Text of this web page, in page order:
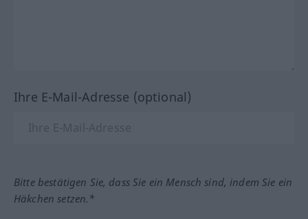
Ihre E-Mail-Adresse (optional)
Bitte bestätigen Sie, dass Sie ein Mensch sind, indem Sie ein
Häkchen setzen.*